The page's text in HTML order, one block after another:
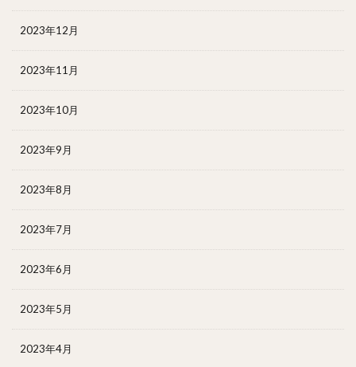
2023年12月
2023年11月
2023年10月
2023年9月
2023年8月
2023年7月
2023年6月
2023年5月
2023年4月